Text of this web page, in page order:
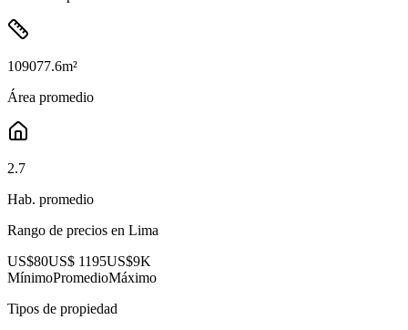
109077.6m²
Área promedio
2.7
Hab. promedio
Rango de precios en Lima
US$80US$ 1195US$9K
MínimoPromedioMáximo
Tipos de propiedad